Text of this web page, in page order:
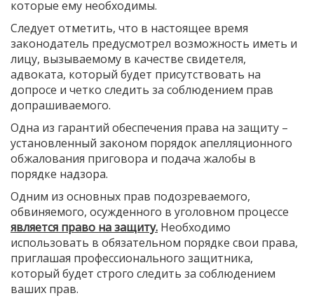
которые ему необходимы.
Следует отметить, что в настоящее время
законодатель предусмотрел возможность иметь и
лицу, вызываемому в качестве свидетеля,
адвоката, который будет присутствовать на
допросе и четко следить за соблюдением прав
допрашиваемого.
Одна из гарантий обеспечения права на защиту –
установленный за­коном порядок апелляционного
обжалования приговора и подача жалобы в
порядке надзора.
Одним из основных прав подозреваемого,
обвиняемого, осужденного в уголовном процессе
является право на защиту. Необходимо
использовать в обязательном порядке свои права,
приглашая профессионального защитника,
который будет строго следить за соблюдением
ваших прав.